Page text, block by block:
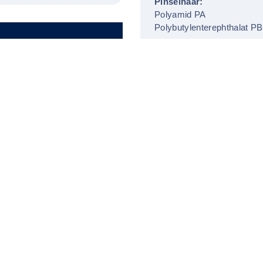
Polyamid PA
Polybutylenterephthalat